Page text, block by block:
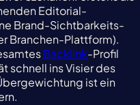
Editorial-
Brand-Sichtbarkeits-
Branchen-Plattform).
Backlink-Profil
schnell ins Visier des
ist ein